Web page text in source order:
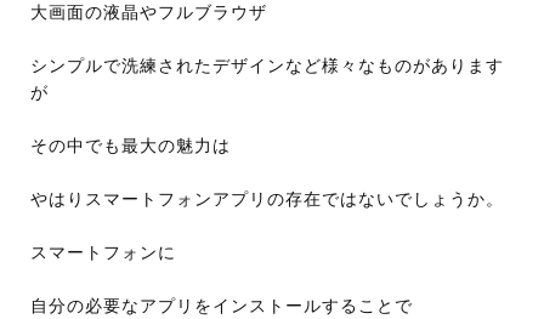
大画面の液晶やフルブラウザ
シンプルで洗練されたデザインなど様々なものがあります
が
その中でも最大の魅力は
やはりスマートフォンアプリの存在ではないでしょうか。
スマートフォンに
自分の必要なアプリをインストールすることで